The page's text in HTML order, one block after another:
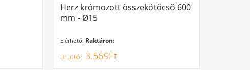
Herz krómozott összekötőcső 600
mm - Ø15
Elérhető: Raktáron:
3.569Ft